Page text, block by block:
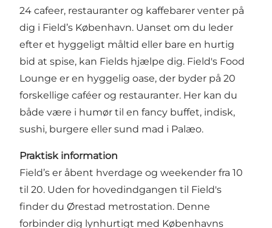
24 cafeer, restauranter og kaffebarer venter på
dig i Field’s København. Uanset om du leder
efter et hyggeligt måltid eller bare en hurtig
bid at spise, kan Fields hjælpe dig. Field's Food
Lounge er en hyggelig oase, der byder på 20
forskellige caféer og restauranter. Her kan du
både være i humør til en fancy buffet, indisk,
sushi, burgere eller sund mad i Palæo.
Praktisk information
Field’s er åbent hverdage og weekender fra 10
til 20. Uden for hovedindgangen til Field's
finder du Ørestad metrostation. Denne
forbinder dig lynhurtigt med Københavns